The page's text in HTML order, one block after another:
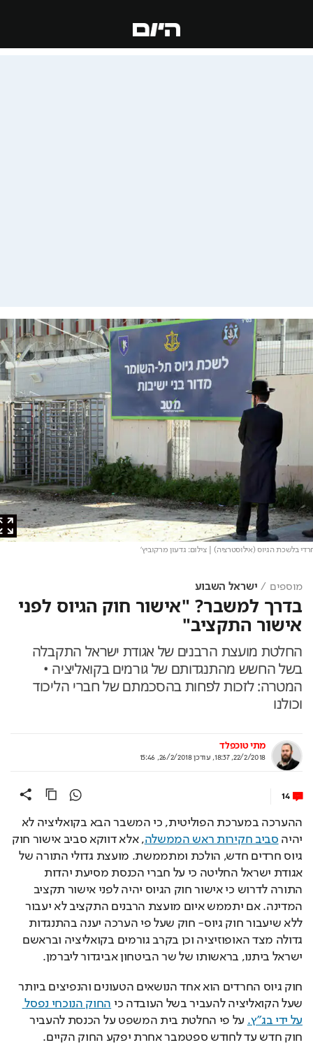
בלשכת הגיוס (אילוסטרציה)| צילום: גדעון מרקוביץ'
מוספים ישראל השבוע
בדרך למשבר? "אישור חוק הגיוס לפני
אישור התקציב"
החלטת מועצת הרבנים של אגודת ישראל התקבלה
בשל החשש מהתנגדותם של גורמים בקואליציה •
המטרה: לזכות לפחות בהסכמתם של חברי הליכוד
וכולנו
מתי טוכפלד
22/2/2018, 18:37
,עודכן26/2/2018, 15:46
14
ההערכה במערכת הפוליטית, כי המשבר הבא בקואליציה לא
יהיה סביב חקירות ראש הממשלה
, אלא דווקא סביב אישור חוק
גיוס חרדים חדש, הולכת ומתממשת. מועצת גדולי התורה של
אגודת ישראל החליטה כי על חברי הכנסת מסיעת יהדות
התורה לדרוש כי אישור חוק הגיוס יהיה לפני אישור תקציב
המדינה. אם יתממש איום מועצת הרבנים התקציב לא יעבור
ללא שיעבור חוק גיוס- חוק שעל פי הערכה יענה בהתנגדות
גדולה מצד האופוזיציה וכן בקרב גורמים בקואליציה ובראשם
ישראל ביתנו, בראשותו של שר הביטחון אביגדור ליברמן.
חוק גיוס החרדים הוא אחד הנושאים הטעונים והנפיצים ביותר
שעל הקואליציה להעביר בשל העובדה כי
החוק הנוכחי נפסל
על ידי בג"ץ.
על פי החלטת בית המשפט על הכנסת להעביר
חוק חדש עד לחודש ספטמבר אחרת יפקע החוק הקיים.